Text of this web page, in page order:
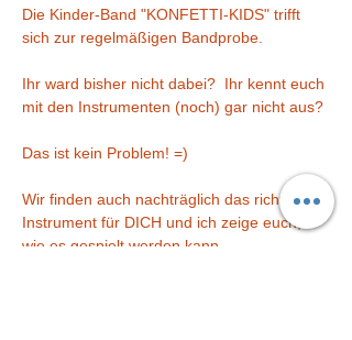
Die Kinder-Band "KONFETTI-KIDS" trifft
sich zur regelmäßigen Bandprobe.
Ihr ward bisher nicht dabei?  Ihr kennt euch
mit den Instrumenten (noch) gar nicht aus?
Das ist kein Problem! =)
Wir finden auch nachträglich das richtige
Instrument für DICH und ich zeige euch,
wie es gespielt werden kann.